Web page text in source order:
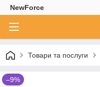
NewForce
Товари та послуги
–9%